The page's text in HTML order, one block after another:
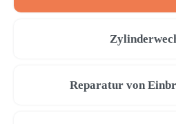
Reparatur von